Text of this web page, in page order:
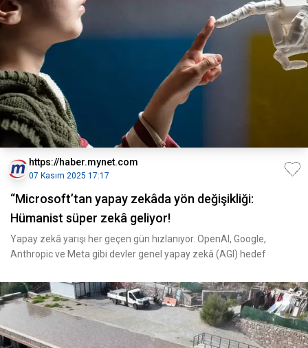
https://haber.mynet.com
07 Kasım 2025 17:17
“Microsoft’tan yapay zekâda yön değişikliği:
Hümanist süper zekâ geliyor!
Yapay zekâ yarışı her geçen gün hızlanıyor. OpenAI, Google,
Anthropic ve Meta gibi devler genel yapay zekâ (AGI) hedef